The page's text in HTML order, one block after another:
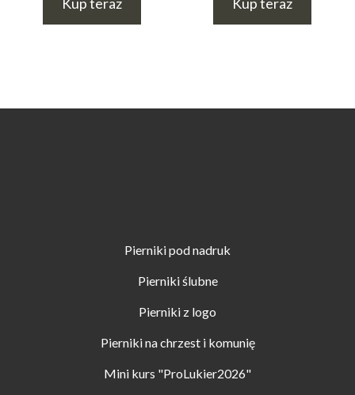
Pierniki pod nadruk
Pierniki ślubne
Pierniki z logo
Pierniki na chrzest i komunię
Mini kurs "ProLukier2026"